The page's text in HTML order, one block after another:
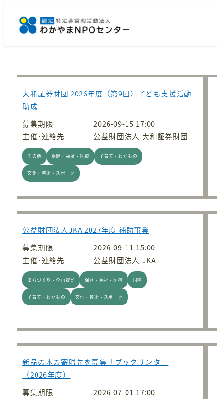
大和証券財団 2026年度（第9回）子ども支援活動
助成
募集期限
2026-09-15 17:00
主催･連絡先
公益財団法人 大和証券財団
その他 保健・福祉・医療 子育て・わかもの
文化・芸術・スポーツ
公益財団法人JKA 2027年度 補助事業
募集期限
2026-09-11 15:00
主催･連絡先
公益財団法人 JKA
まちづくり・企画提案 保健・福祉・医療 国際
子育て・わかもの 文化・芸術・スポーツ
新品の本の寄贈先を募集「ブックサンタ」
（2026年度）
募集期限
2026-07-01 17:00